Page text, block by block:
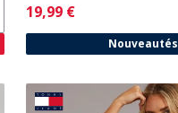
Current
19,99 €
Nouveautés